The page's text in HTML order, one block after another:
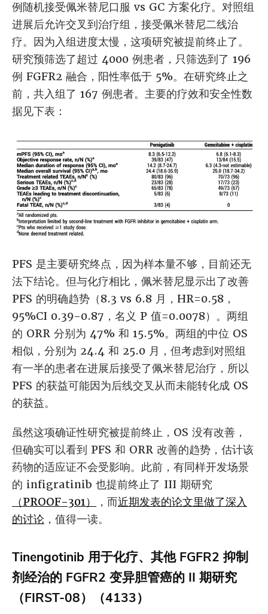
例随机接受佩米替尼口服 vs GC 方案化疗。对照组
进展后允许交叉到治疗组，接受佩米替尼二线治
疗。因为入组进度太慢，这项研究被提前终止了。
研究预筛选了超过 4000 例患者，只筛选到了 196
例 FGFR2 融合，阳性率低于 5%。在研究终止之
前，共入组了 167 例患者。主要的疗效和安全性数
据见下表：
PFS 是主要研究终点，因为样本量不够，目前还无
法下结论。但与化疗相比，佩米替尼显示出了改善
PFS 的明确趋势（8.3 vs 6.8 月，HR=0.58，
95%CI 0.39-0.87，名义 P 值=0.0078）。两组
的 ORR 分别为 47% 和 15.5%。两组的中位 OS
相似，分别为 24.4 和 25.0 月，但考虑到对照组
有一半的患者在进展后接受了佩米替尼治疗，所以
PFS 的获益可能因为后线交叉从而未能转化成 OS
的获益。
虽然这项确证性研究被提前终止，OS 没有改善，
但确实可以看到 PFS 和 ORR 改善的趋势，估计该
药物的适应证不会受影响。此前，有同样开发场景
的 infigratinib 也提前终止了 III 期研究
（PROOF-301）
，而近期发表的论文里做了深入
的讨论 ，值得一读。
Tinengotinib 用于化疗、其他 FGFR2 抑制
剂经治的 FGFR2 变异胆管癌的 II 期研究
（FIRST-08）（4133）